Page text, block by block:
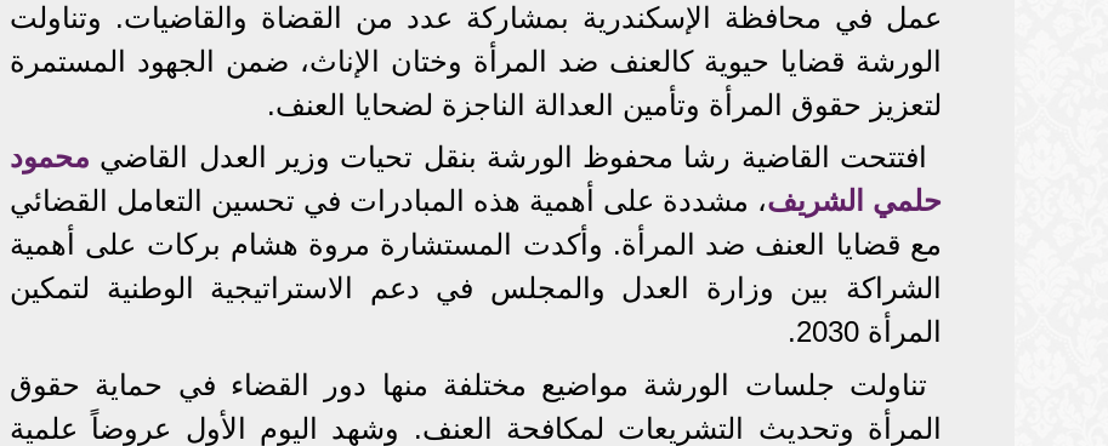
عمل في محافظة الإسكندرية بمشاركة عدد من القضاة والقاضيات. وتناولت
الورشة قضايا حيوية كالعنف ضد المرأة وختان الإناث، ضمن الجهود المستمرة
لتعزيز حقوق المرأة وتأمين العدالة الناجزة لضحايا العنف.
افتتحت القاضية رشا محفوظ الورشة بنقل تحيات وزير العدل القاضي محمود
حلمي الشريف، مشددة على أهمية هذه المبادرات في تحسين التعامل القضائي
مع قضايا العنف ضد المرأة. وأكدت المستشارة مروة هشام بركات على أهمية
الشراكة بين وزارة العدل والمجلس في دعم الاستراتيجية الوطنية لتمكين
المرأة 2030.
تناولت جلسات الورشة مواضيع مختلفة منها دور القضاء في حماية حقوق
المرأة وتحديث التشريعات لمكافحة العنف. وشهد اليوم الأول عروضاً علمية